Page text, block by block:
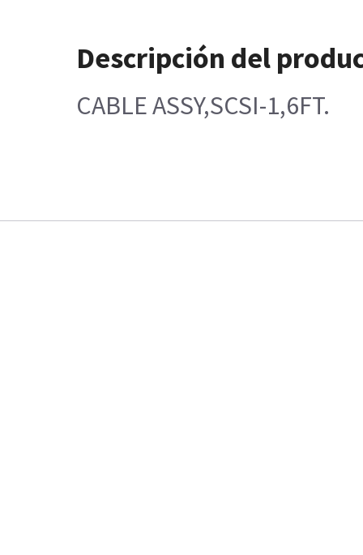
Descripción del
CABLE ASSY,SCSI-1,6FT.